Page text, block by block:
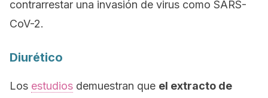
contrarrestar una invasión de virus como SARS-
CoV-2.
Diurético
Los estudios demuestran que el extracto de